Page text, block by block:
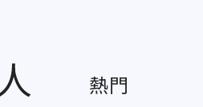
熱門